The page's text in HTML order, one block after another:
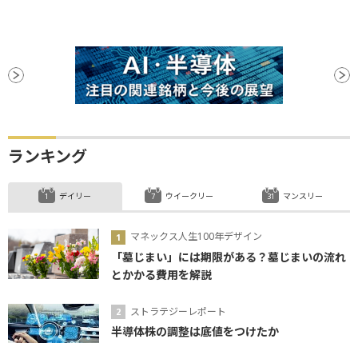
ランキング
デイリー
マネックス人生100年デザイン
「墓じまい」には期限がある？墓じまいの流れ
とかかる費用を解説
ストラテジーレポート
半導体株の調整は底値をつけたか
ウイークリー マンスリー